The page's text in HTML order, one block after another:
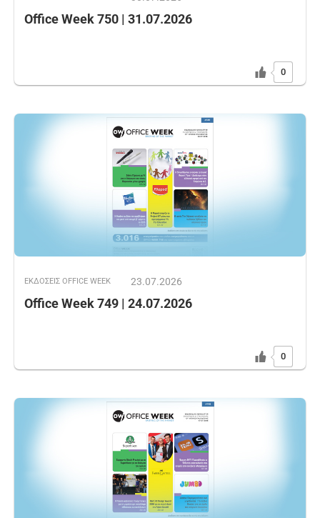
Office Week 750 | 31.07.2026
0
ΕΚΔOΣΕΙΣ OFFICE WEEK 23.07.2026
Office Week 749 | 24.07.2026
0